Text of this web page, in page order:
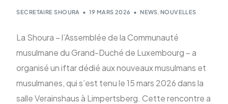
SECRETAIRE SHOURA 19 MARS 2026 NEWS NOUVELLES
La Shoura – l’Assemblée de la Communauté
musulmane du Grand-Duché de Luxembourg – a
organisé un iftar dédié aux nouveaux musulmans et
musulmanes, qui s’est tenu le 15 mars 2026 dans la
salle Verainshaus à Limpertsberg. Cette rencontre a